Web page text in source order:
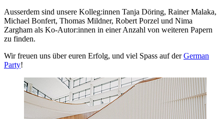
Ausserdem sind unsere Kolleg:innen Tanja Döring, Rainer Malaka,
Michael Bonfert, Thomas Mildner, Robert Porzel und Nima
Zargham als Ko-Autor:innen in einer Anzahl von weiteren Papern
zu finden.
Wir freuen uns über euren Erfolg, und viel Spass auf derGerman
Party!